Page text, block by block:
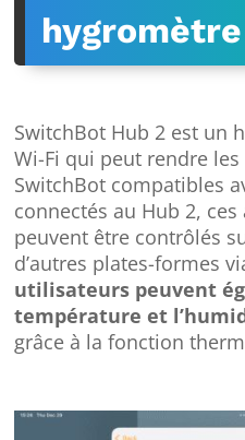
hygromètre
SwitchBot Hub 2 est un
Wi-Fi qui peut rendre
SwitchBot compatibles
connectés au Hub 2,
peuvent être contrôlés
d’autres plates-formes
utilisateurs peuvent
température et
grâce à la fonction